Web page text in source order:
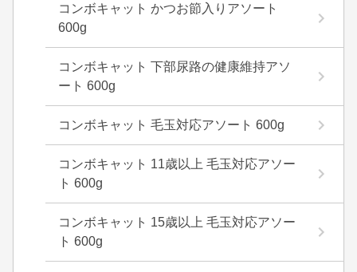
コンボキャット かつお節入りアソート
600g
コンボキャット 下部尿路の健康維持アソ
ート 600g
コンボキャット 毛玉対応アソート 600g
コンボキャット 11歳以上 毛玉対応アソー
ト 600g
コンボキャット 15歳以上 毛玉対応アソー
ト 600g